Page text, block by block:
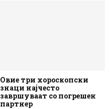
Овие три хороскопски
знаци најчесто
завршуваат со погрешен
партнер